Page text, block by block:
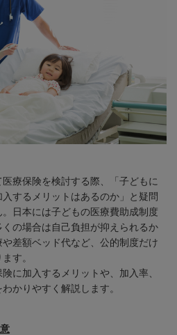
療保険を検討する際、「子どもに
するメリットはあるのか」と疑問
日本には子どもの医療費助成制度
の場合は自己負担が抑えられるか
差額ベッド代など、公的制度だけ
す。
に加入するメリットや、加入率、
かりやすく解説します。